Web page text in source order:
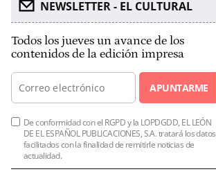
NEWSLETTER - EL CULTURAL
Todos los jueves un avance de los
contenidos de la edición impresa
APUNTARME
De conformidad con el RGPD y la LOPDGDD, EL LEÓN
DE EL ESPAÑOL PUBLICACIONES, S.A. tratará los datos
facilitados con la finalidad de remitirle noticias de
actualidad.